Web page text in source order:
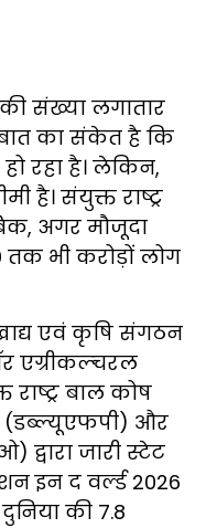
संख्या लगातार
का संकेत है कि
रहा है। लेकिन,
है। संयुक्त राष्ट्र
अगर मौजूदा
तक भी करोड़ों लोग
एवं कृषि संगठन
एग्रीकल्चरल
बाल कोष
(डब्ल्यूएफपी) और
द्वारा जारी स्टेट
इन द वर्ल्ड 2026
की 7.8